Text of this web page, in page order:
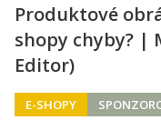
Produktové
shopy chyby? |
Editor)
E-SHOPY